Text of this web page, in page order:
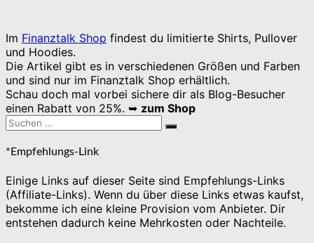
Im Finanztalk Shop findest du limitierte Shirts, Pullover
und Hoodies.
Die Artikel gibt es in verschiedenen Größen und Farben
und sind nur im Finanztalk Shop erhältlich.
Schau doch mal vorbei sichere dir als Blog-Besucher
einen Rabatt von 25%. ➥ zum Shop
Suchen
nach:
Suchen
*Empfehlungs-Link
Einige Links auf dieser Seite sind Empfehlungs-Links
(Affiliate-Links). Wenn du über diese Links etwas kaufst,
bekomme ich eine kleine Provision vom Anbieter. Dir
entstehen dadurch keine Mehrkosten oder Nachteile.